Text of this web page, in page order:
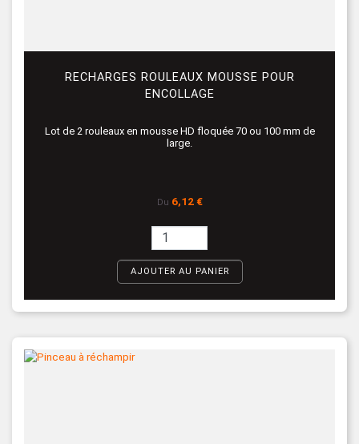
RECHARGES ROULEAUX MOUSSE POUR
ENCOLLAGE
Lot de 2 rouleaux en mousse HD floquée 70 ou 100 mm de
large.
Du Prix
6,12 €
AJOUTER AU PANIER